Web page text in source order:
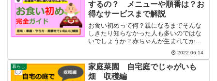
するの？ メニューや順番は？お
得なサービスまで解説
お食い初めって何？親になるまでそんな
しきたり知らなかった人も多いのではな
いでしょうか？赤ちゃんが生まれてから
100日目でお祝いするお食い初め。何を準
備すればいいのか、やり方について解説
します。この記事を読めば、家族で楽し
くお祝いお食い初めお祝いできます。
2022.06.14
暮らし
家庭菜園 自宅庭でじゃがいも
畑 収穫編